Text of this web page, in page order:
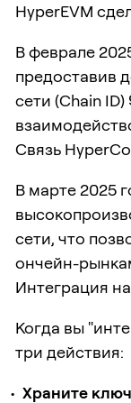
HyperEVM
В феврале
предоставив
сети (Chain
Связь
В марте 2025
сети, что
ончейн-
Интеграция
Когда вы
три действия:
Храните